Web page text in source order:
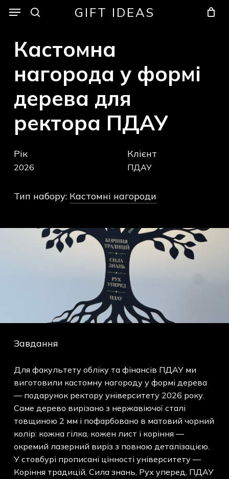
content
GIFT IDEAS
Menu
Кастомна
нагорода у формі
дерева для
ректора ПДАУ
Рік
2026
Клієнт
ПДАУ
Тип набору: Кастомні нагороди
Завдання
Для факультету обліку та фінансів ПДАУ ми
виготовили кастомну нагороду у формі дерева
— подарунок ректору університету 2026 року.
Саме дерево вирізано з нержавіючої сталі
товщиною 2 мм і пофарбовано в матовий чорний
колір: кожна гілка, кожен лист і коріння —
окремий лазерний виріз з повною деталізацією.
У стовбурі прописані цінності університету —
Коріння традицій, Сила знань, Рух уперед, ПДАУ
Menu